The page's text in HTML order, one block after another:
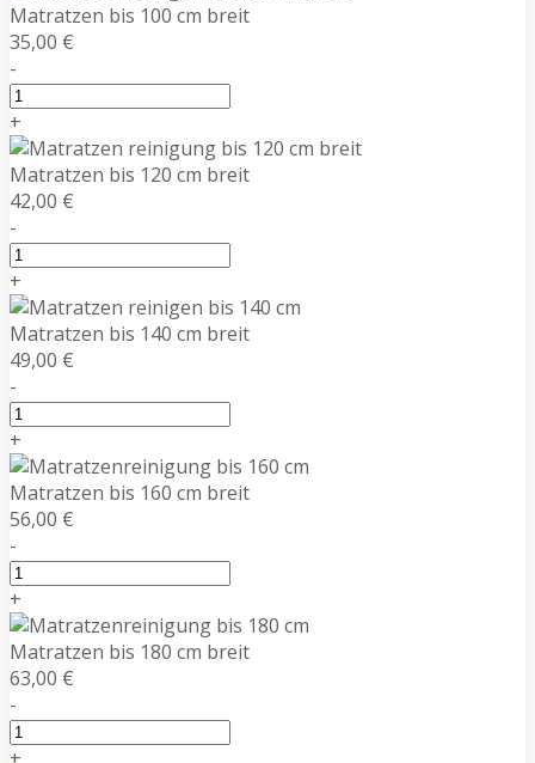
Matratzen bis 100 cm breit
35,00 €
-
+
Matratzen bis 120 cm breit
42,00 €
-
+
Matratzen bis 140 cm breit
49,00 €
-
+
Matratzen bis 160 cm breit
56,00 €
-
+
Matratzen bis 180 cm breit
63,00 €
-